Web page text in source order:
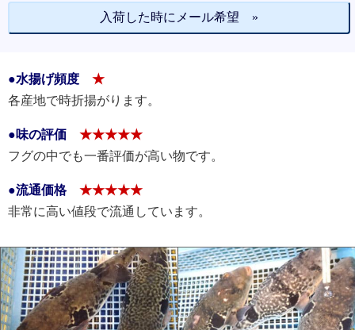
入荷した時にメール希望 »
●水揚げ頻度
★
各産地で時折揚がります。
●味の評価
★★★★★
フグの中でも一番評価が高い物です。
●流通価格
★★★★★
非常に高い値段で流通しています。